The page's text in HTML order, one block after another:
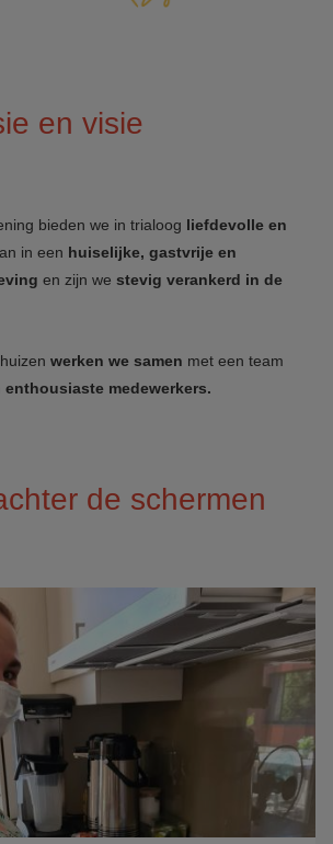
en visie
bieden we in trialoog liefdevolle en
in een huiselijke, gastvrije en
en zijn we stevig verankerd in de
werken we samen met een team
medewerkers.
de schermen